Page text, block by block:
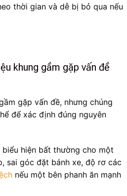
thời gian và dễ bị bỏ qua nếu
khung gầm gặp vấn đề
gặp vấn đề, nhưng chúng
để xác định đúng nguyên
hiện bất thường cho một
sai góc đặt bánh xe, độ rơ các
nếu một bên phanh ăn mạnh